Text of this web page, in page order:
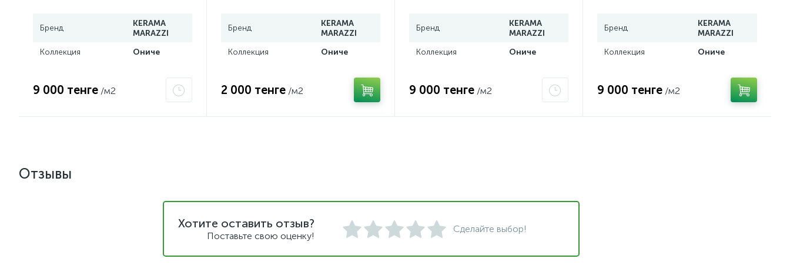
Бренд
KERAMA
MARAZZI
Коллекция
Ониче
9 000 тенге /м2
Бренд
KERAMA
MARAZZI
Коллекция
Ониче
2 000 тенге /м2
Бренд
KERAMA
MARAZZI
Коллекция
Ониче
9 000 тенге /м2
Бренд
KERAMA
MARAZZI
Коллекция
Ониче
9 000 тенге /м2
Отзывы
Хотите оставить отзыв?
Поставьте свою оценку!
Сделайте выбор!